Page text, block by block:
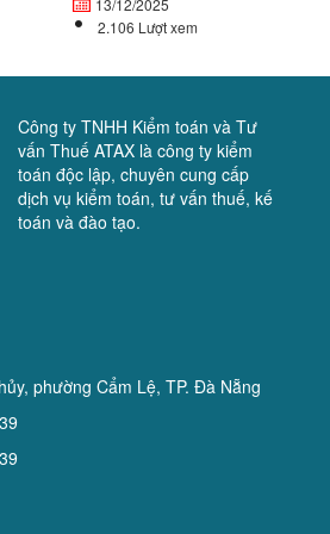
13/12/2025
2.106 Lượt xem
Công ty TNHH Kiểm toán và Tư
vấn Thuế ATAX là công ty kiểm
toán độc lập, chuyên cung cấp
dịch vụ kiểm toán, tư vấn thuế, kế
toán và đào tạo.
phường Cẩm Lệ, TP. Đà Nẵng